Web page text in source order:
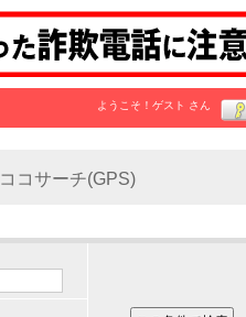
ようこそ！ ゲスト さん
ココサーチ(GPS)